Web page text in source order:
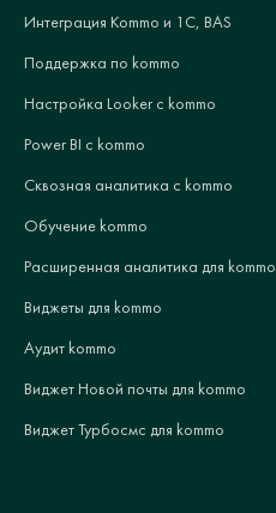
Интеграция Kommo и 1С, BAS
Поддержка по kommo
Настройка Looker с kommo
Power BI с kommo
Сквозная аналитика с kommo
Обучение kommo
Расширенная аналитика для kommo
Виджеты для kommo
Аудит kommo
Виджет Новой почты для kommo
Виджет Турбосмс для kommo